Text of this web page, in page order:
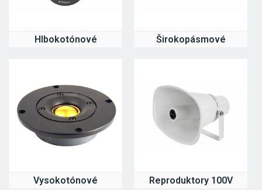
Hlbokotónové Širokopásmové
Vysokotónové Reproduktory 100V